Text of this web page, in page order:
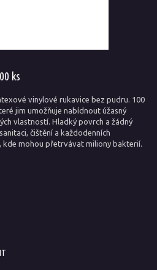
ks
vinylové rukavice bez pudru. 100
jim umožňuje nabídnout úžasný
vlastností. Hladký povrch a žádný
čištění a každodenních
kde mohou přetrvávat miliony bakterií.